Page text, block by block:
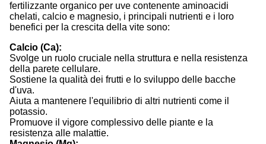
fertilizzante organico per uve contenente aminoacidi
chelati, calcio e magnesio, i principali nutrienti e i loro
benefici per la crescita della vite sono:
Calcio (Ca):
Svolge un ruolo cruciale nella struttura e nella resistenza
della parete cellulare.
Sostiene la qualità dei frutti e lo sviluppo delle bacche
d'uva.
Aiuta a mantenere l'equilibrio di altri nutrienti come il
potassio.
Promuove il vigore complessivo delle piante e la
resistenza alle malattie.